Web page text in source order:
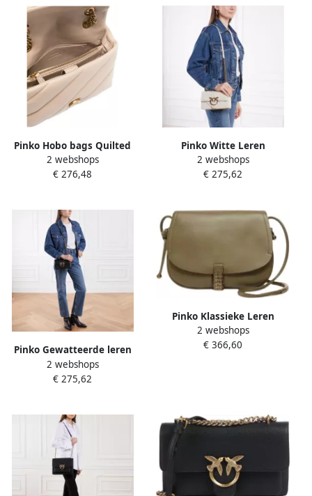
Pinko Hobo bags Quilted
Beige Bag With Gold-Tone
Embellishment And in beige
2 webshops
€ 276,48
Pinko Witte Leren
Schoudertas met Ketting
White Dames
2 webshops
€ 275,62
Pinko Gewatteerde leren
crossbody tas met
liefdesvogels Black Dames
2 webshops
€ 275,62
Pinko Klassieke Leren
Zadeltas Green Dames
2 webshops
€ 366,60